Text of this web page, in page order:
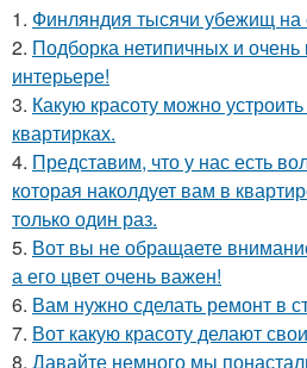
1. Финляндия тысячи убежищ на
2. Подборка нетипичных и
интерьере!
3. Какую красоту можно
квартирках.
4. Представим, что у нас есть
которая наколдует вам в
только один раз.
5. Вот вы не обращаете
а его цвет очень важен!
6. Вам нужно сделать ремонт в
7. Вот какую красоту делают
8. Давайте немного мы